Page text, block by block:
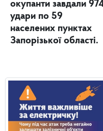
окупанти завдали
удари по 59
населених пунктах
Запорізької області.